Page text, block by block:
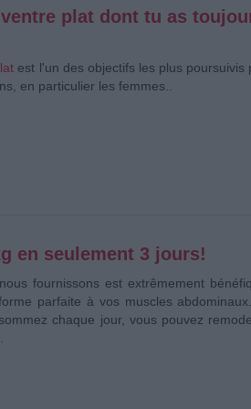
plat dont tu as
est l'un des objectifs les plus poursuivis
en particulier les femmes..
en seulement 3 jours!
fournissons est extrêmement
parfaite à vos muscles abdominaux.
chaque jour, vous pouvez